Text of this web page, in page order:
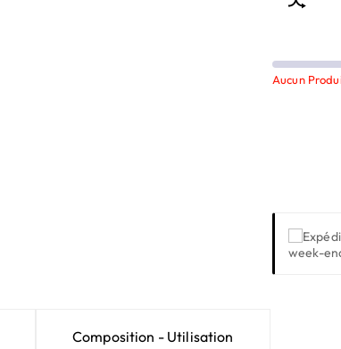
Aucun
week-
Composition - Utilisation